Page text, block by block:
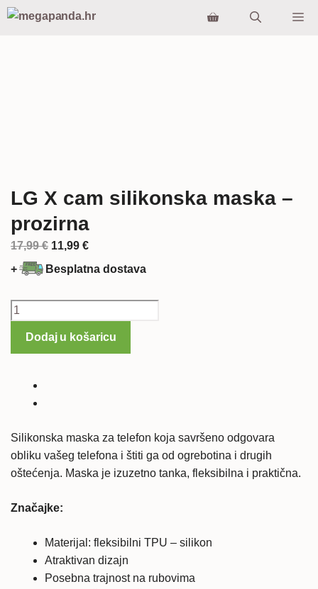
Preskoči
LG X cam silikonska maska –
prozirna
17,99€ Izvorna
cijena
je:
11,99 €Trenutna
cijena
11,99 €.
+ Besplatna dostava
LG
cam
količina
Dodaj u košaricu
Silikonska maska za telefon koja savršeno odgovara
obliku vašeg telefona i štiti ga od ogrebotina i drugih
oštećenja. Maska je izuzetno tanka, fleksibilna i praktična.
Značajke:
Materijal: fleksibilni TPU – silikon
Atraktivan dizajn
Posebna trajnost na rubovima